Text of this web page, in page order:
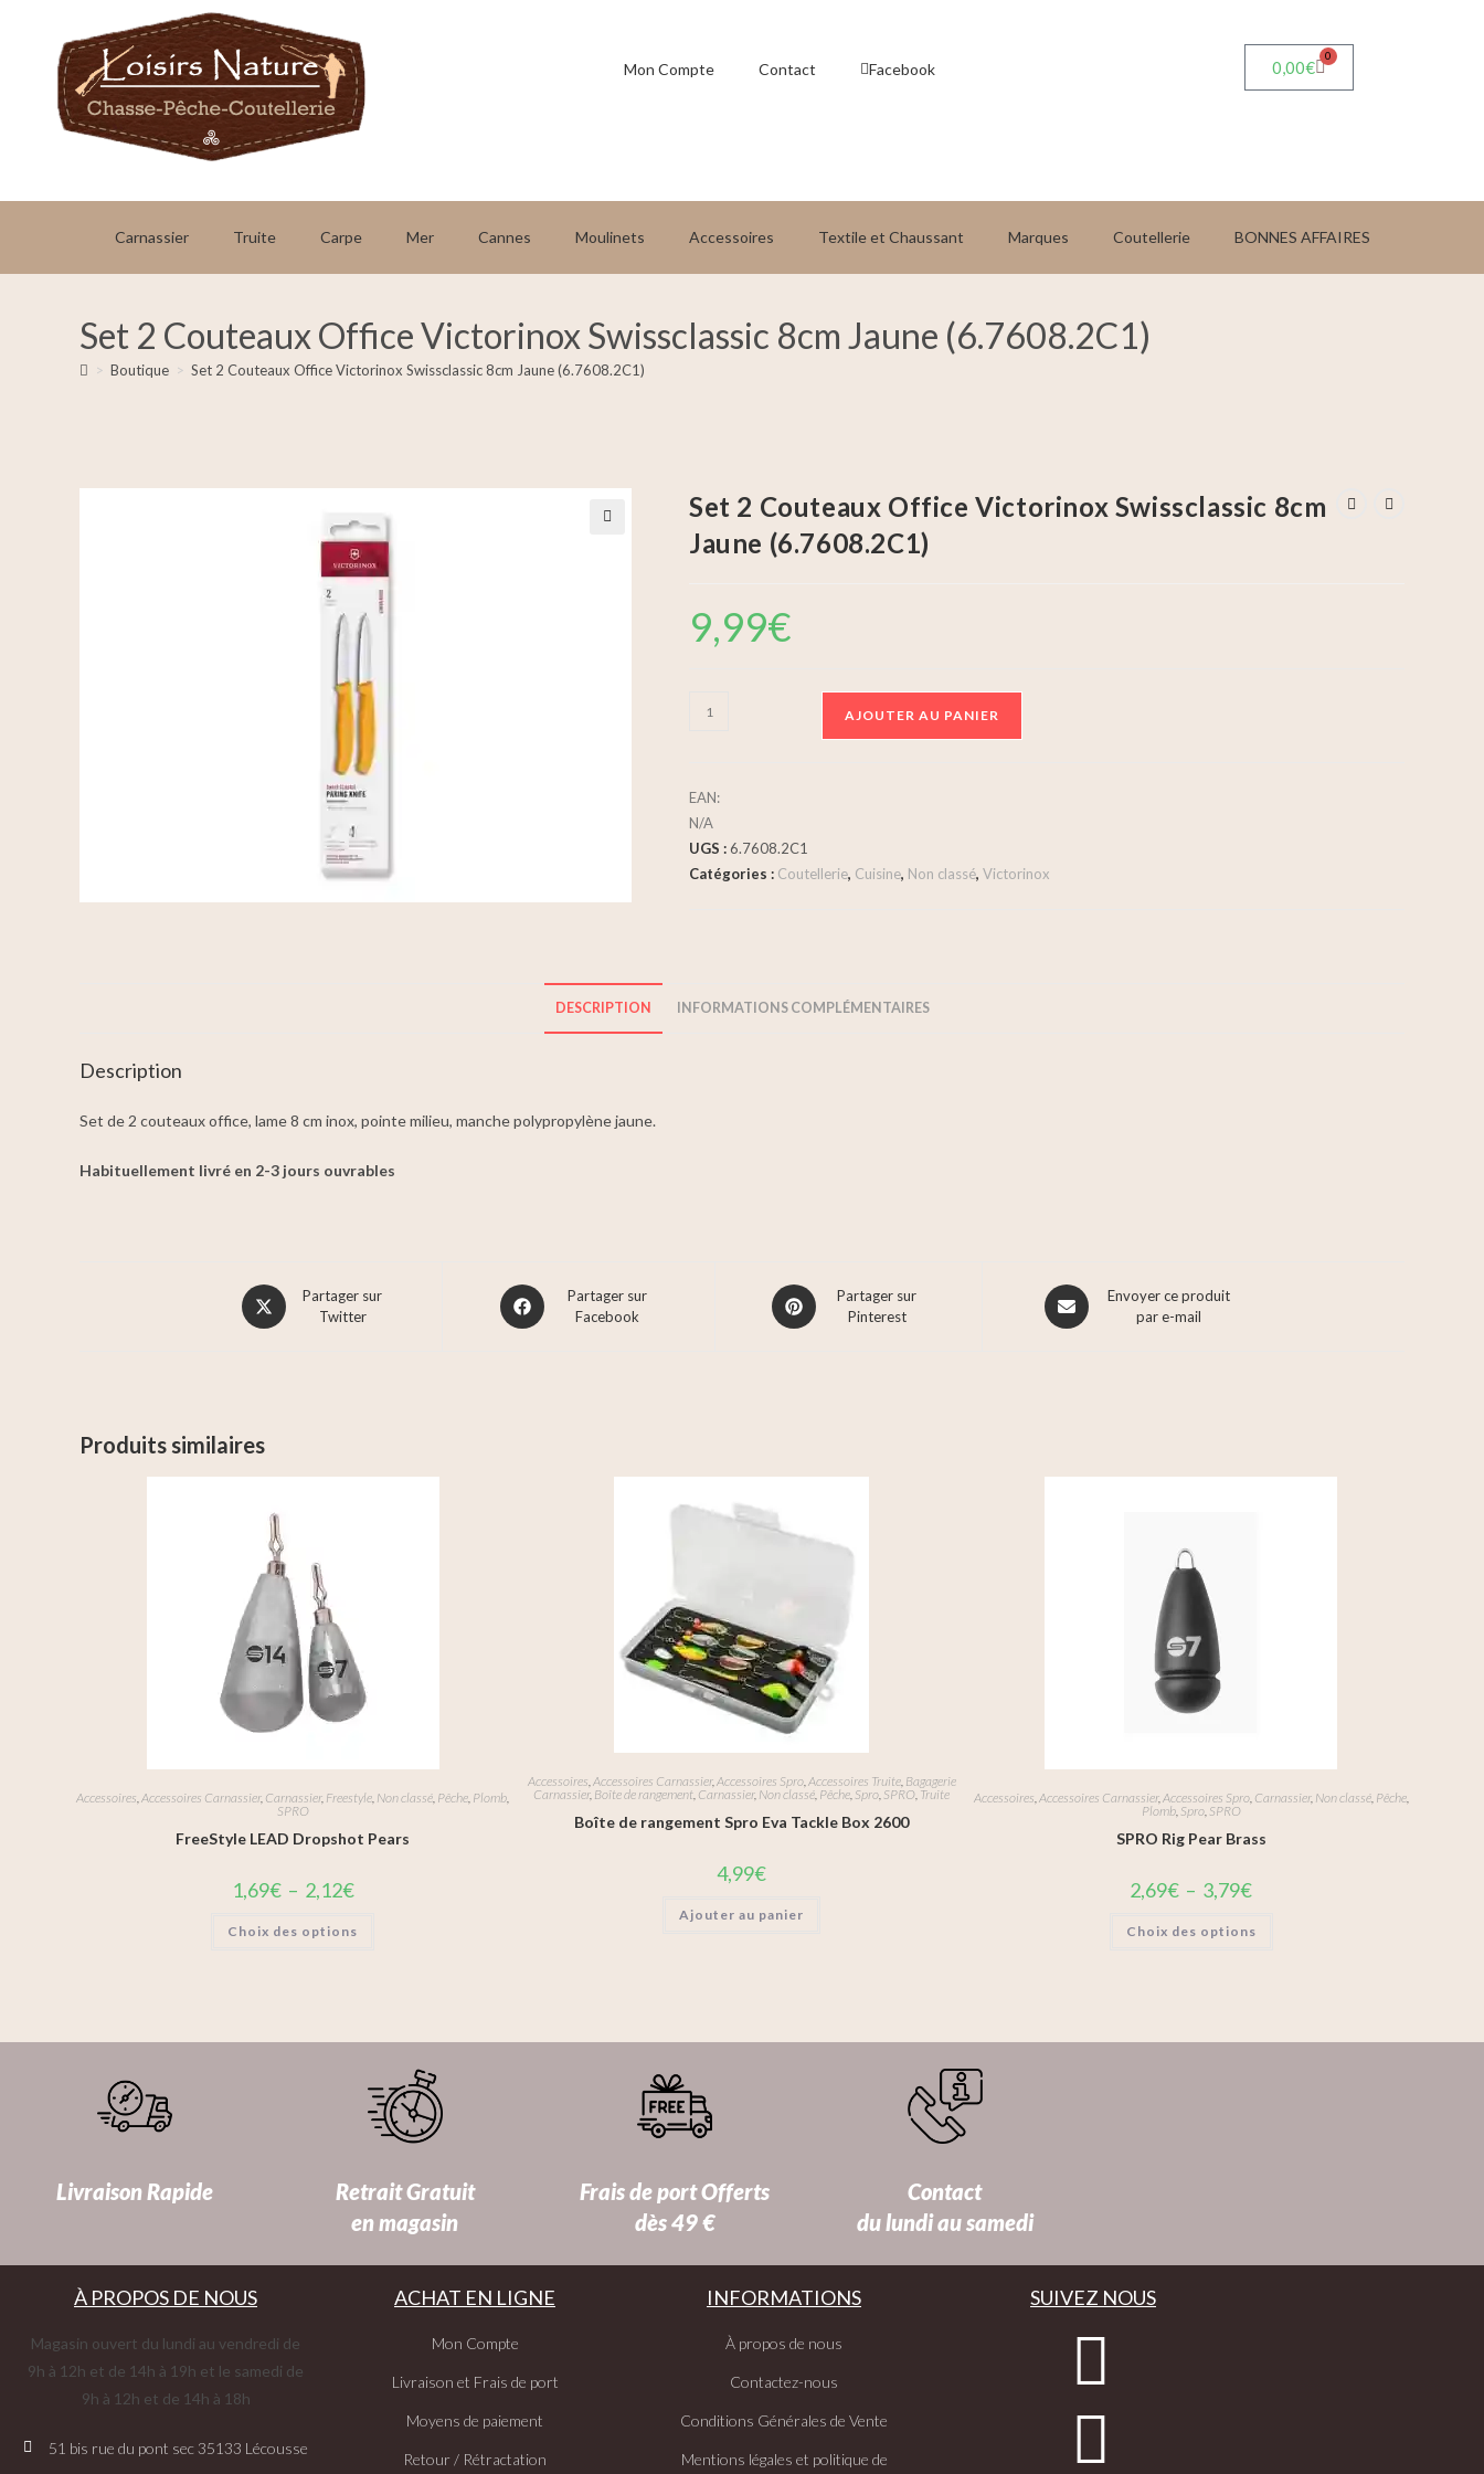
Mon Compte Contact Facebook 0,00€
0
Carnassier Truite Carpe Mer Cannes Moulinets Accessoires Textile et Chaussant Marques Coutellerie BONNES AFFAIRES
Set 2 Couteaux Office Victorinox Swissclassic 8cm Jaune (6.7608.2C1)
> Boutique > Set 2 Couteaux Office Victorinox Swissclassic 8cm Jaune (6.7608.2C1)
Set 2 Couteaux Office Victorinox Swissclassic 8cm
Jaune (6.7608.2C1)
9,99€
AJOUTER AU PANIER
EAN:
N/A
UGS :6.7608.2C1
Catégories : Coutellerie, Cuisine, Non classé, Victorinox
DESCRIPTION INFORMATIONS COMPLÉMENTAIRES
Description
Set de 2 couteaux office, lame 8 cm inox, pointe milieu, manche polypropylène jaune.
Habituellement livré en 2-3 jours ouvrables
Partager sur
Twitter
Partager sur
Facebook
Partager sur
Pinterest
Envoyer ce produit
par e-mail
Produits similaires
Accessoires,Accessoires Carnassier, Carnassier, Freestyle, Non classé, Pêche, Plomb,
SPRO
FreeStyle LEAD Dropshot Pears
1,69€ – 2,12€
Choix des options
Accessoires,Accessoires Carnassier,Accessoires Spro,Accessoires Truite, Bagagerie
Carnassier, Boîte de rangement, Carnassier, Non classé, Pêche, Spro, SPRO, Truite
Boîte de rangement Spro Eva Tackle Box 2600
4,99€
Ajouter au panier
Accessoires,Accessoires Carnassier,Accessoires Spro, Carnassier, Non classé, Pêche,
Plomb, Spro, SPRO
SPRO Rig Pear Brass
2,69€ – 3,79€
Choix des options
Livraison Rapide
Retrait Gratuit
en magasin
Frais de port Offerts
dès 49 €
Contact
du lundi au samedi
À PROPOS DE NOUS
Magasin ouvert du lundi au vendredi de
9h à 12h et de 14h à 19h et le samedi de
9h à 12h et de 14h à 18h
51 bis rue du pont sec 35133 Lécousse
ACHAT EN LIGNE
Mon Compte
Livraison et Frais de port
Moyens de paiement
Retour / Rétractation
INFORMATIONS
À propos de nous
Contactez-nous
Conditions Générales de Vente
Mentions légales et politique de
SUIVEZ NOUS